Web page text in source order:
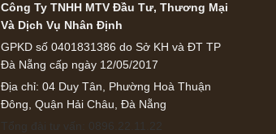
Công Ty TNHH MTV Đầu Tư, Thương Mại
Và Dịch Vụ Nhân Định
GPKD số 0401831386 do Sở KH và ĐT TP
Đà Nẵng cấp ngày 12/05/2017
Địa chỉ: 04 Duy Tân, Phường Hoà Thuận
Đông, Quận Hải Châu, Đà Nẵng
Tổng đài tư vấn: 0896.22.11.22